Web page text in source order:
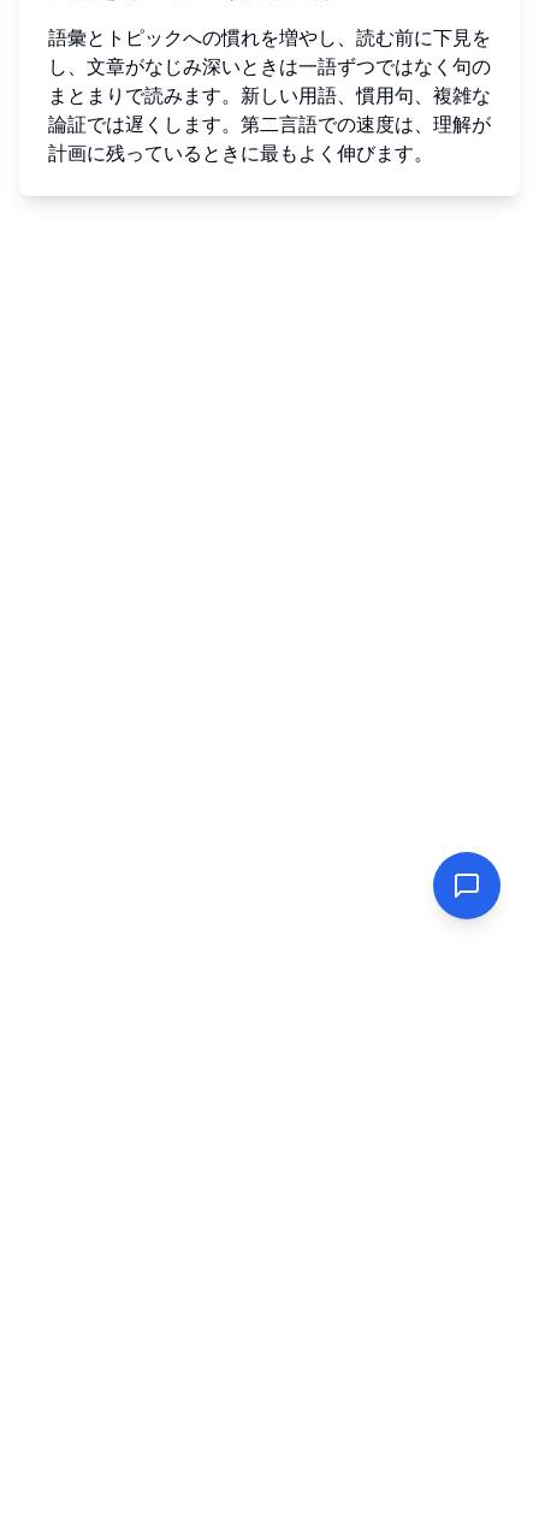
語彙とトピックへの慣れを増やし、読む前に下見を
し、文章がなじみ深いときは一語ずつではなく句の
まとまりで読みます。新しい用語、慣用句、複雑な
論証では遅くします。第二言語での速度は、理解が
計画に残っているときに最もよく伸びます。